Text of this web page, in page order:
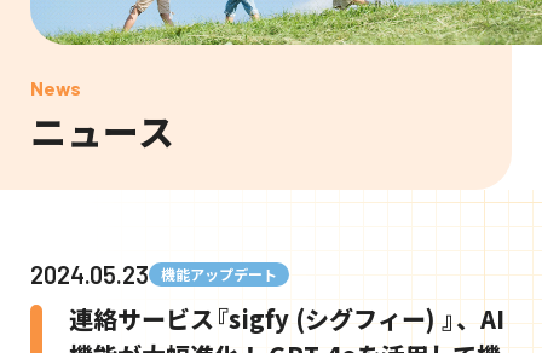
News
ニュース
2024.05.23 機能アップデート
連絡サービス『sigfy (シグフィー) 』、AI